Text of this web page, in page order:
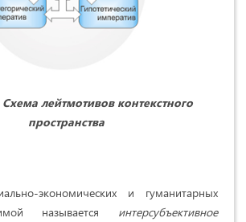
лейтмотивов контекстного
пространства
экономических и гуманитарных
называется интерсубъективное